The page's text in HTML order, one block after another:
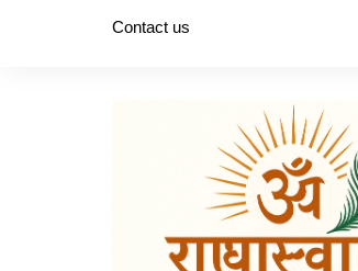
Contact us